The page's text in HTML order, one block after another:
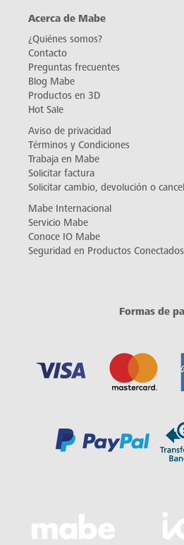
Acerca de Mabe
¿Quiénes somos?
Contacto
Preguntas frecuentes
Blog Mabe
Productos en 3D
Hot Sale
Aviso de privacidad
Términos y Condiciones
Trabaja en Mabe
Solicitar factura
Solicitar cambio, devolución o
Mabe Internacional
Servicio Mabe
Conoce IO Mabe
Seguridad en Productos Conectados
Formas de